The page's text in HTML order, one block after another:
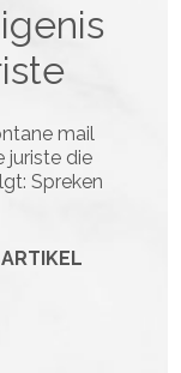
mail
juriste die
Spreken